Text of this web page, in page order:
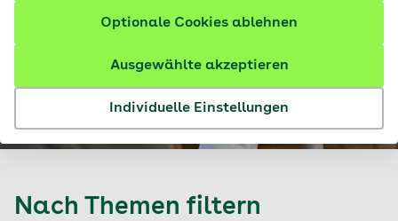
Individuelle Einstellungen
Ausgewählte akzeptieren
Optionale Cookies ablehnen
Nach Themen filtern